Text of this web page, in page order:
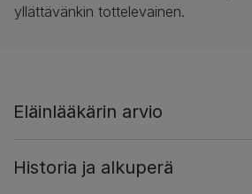
yllättävänkin tottelevainen.
Eläinlääkärin arvio
Historia ja alkuperä